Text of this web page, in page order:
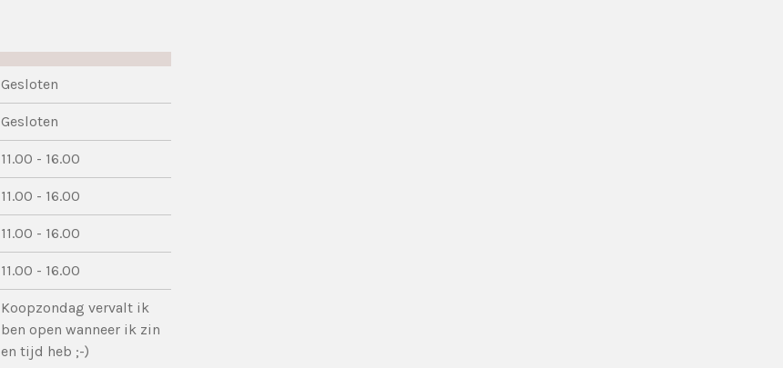
Gesloten
Gesloten
11.00 - 16.00
11.00 - 16.00
11.00 - 16.00
11.00 - 16.00
Koopzondag vervalt ik
ben open wanneer ik zin
en tijd heb ;-)